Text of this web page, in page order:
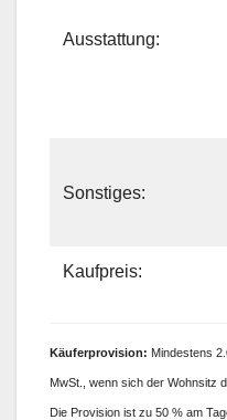
Ausstattung:
Sonstiges:
Kaufpreis:
Käuferprovision: Mindestens
MwSt., wenn sich der Wohnsitz
Die Provision ist zu 50 % am